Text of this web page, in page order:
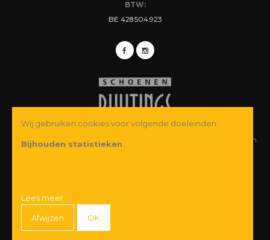
BTW:
BE 428.504.923
© Copyright 2026 Schoenen Ruytings BVBA. Alle rechten voorbehouden.
Wij gebruiken cookies voor volgende doeleinden:
Bijhouden statistieken
Lees meer
Afwijzen OK